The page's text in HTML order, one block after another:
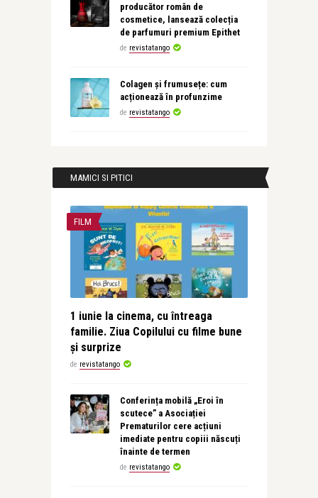
producător român de
cosmetice, lansează colecția
de parfumuri premium Epithet
de revistatango
Colagen și frumusețe: cum
acționează în profunzime
de revistatango
MAMICI SI PITICI
FILM
1 iunie la cinema, cu întreaga
familie. Ziua Copilului cu filme bune
și surprize
de revistatango
Conferința mobilă „Eroi în
scutece” a Asociației
Prematurilor cere acțiuni
imediate pentru copiii născuți
înainte de termen
de revistatango